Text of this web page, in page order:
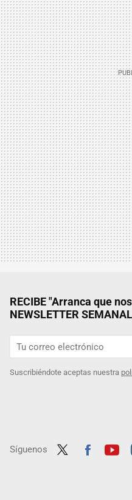
RECIBE "Arranca que
NEWSLETTER SEMANAL
Suscribiéndote aceptas nuestra
Síguenos